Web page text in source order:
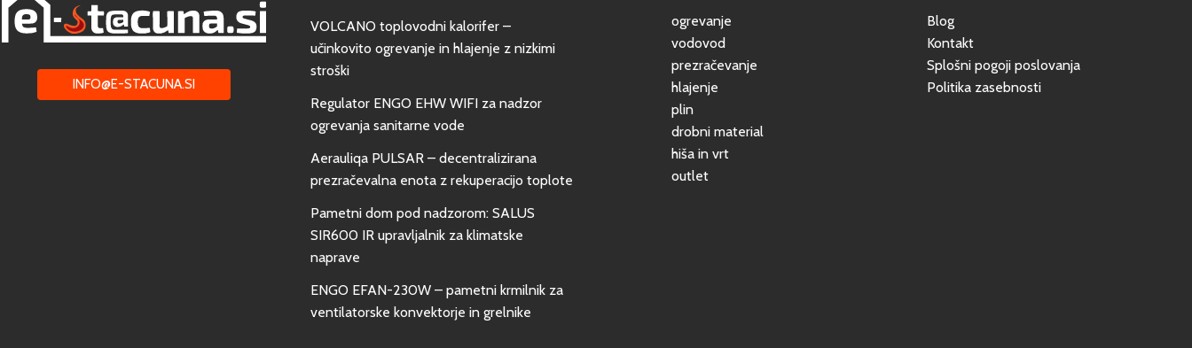
INFO@E-STACUNA.SI
VOLCANO toplovodni kalorifer –
učinkovito ogrevanje in hlajenje z nizkimi
stroški
Regulator ENGO EHW WIFI za nadzor
ogrevanja sanitarne vode
Aerauliqa PULSAR – decentralizirana
prezračevalna enota z rekuperacijo toplote
Pametni dom pod nadzorom: SALUS
SIR600 IR upravljalnik za klimatske
naprave
ENGO EFAN-230W – pametni krmilnik za
ventilatorske konvektorje in grelnike
ogrevanje
vodovod
prezračevanje
hlajenje
plin
drobni material
hiša in vrt
outlet
Blog
Kontakt
Splošni pogoji poslovanja
Politika zasebnosti